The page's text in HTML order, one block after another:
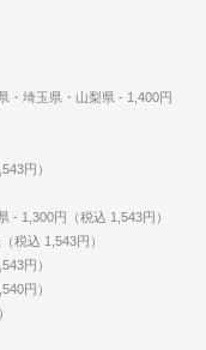
・埼玉県・山梨県 - 1,400円
円）
- 1,300円（税込 1,543円）
税込 1,543円）
円）
円）